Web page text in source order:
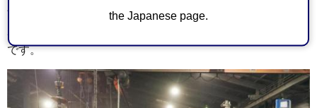
the Japanese page.
令和7年度から新設した団体参加枠を活用し、今泉鋳造鉄工
です。